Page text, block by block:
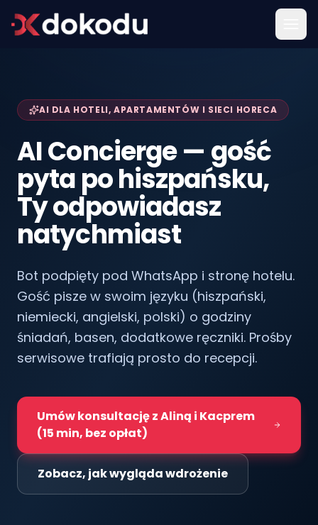
AI DLA HOTELI, APARTAMENTÓW I SIECI HORECA
AI Concierge — gość
pyta po hiszpańsku,
Ty odpowiadasz
natychmiast
Bot podpięty pod WhatsApp i stronę hotelu.
Gość pisze w swoim języku (hiszpański,
niemiecki, angielski, polski) o godziny
śniadań, basen, dodatkowe ręczniki. Prośby
serwisowe trafiają prosto do recepcji.
Umów konsultację z Aliną i Kacprem
(15 min, bez opłat)
Zobacz, jak wygląda wdrożenie